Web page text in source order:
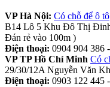
VP Hà Nội: Có chỗ để ô tô
B14 Lô 5 Khu Đô Thị
Đán rẻ vào 100m )
Điện thoại: 0904 904 386
VP TP Hồ Chí Minh Có
29/30/12A Nguyễn Văn
Điện thoại: 0903 122 445